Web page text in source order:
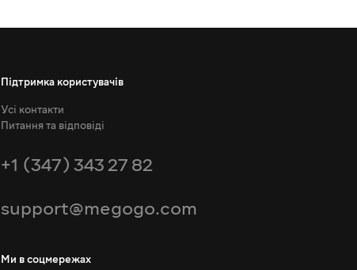
Підтримка користувачів
Усі контакти
Питання та відповіді
+1 (347) 343 27 82
support@megogo.com
Ми в соцмережах